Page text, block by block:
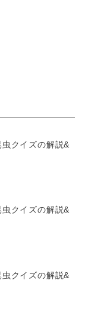
クイズの解説&
クイズの解説&
クイズの解説&